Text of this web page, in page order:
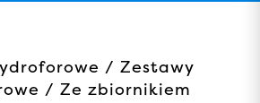
/ Zestawy
/ Ze zbiornikiem